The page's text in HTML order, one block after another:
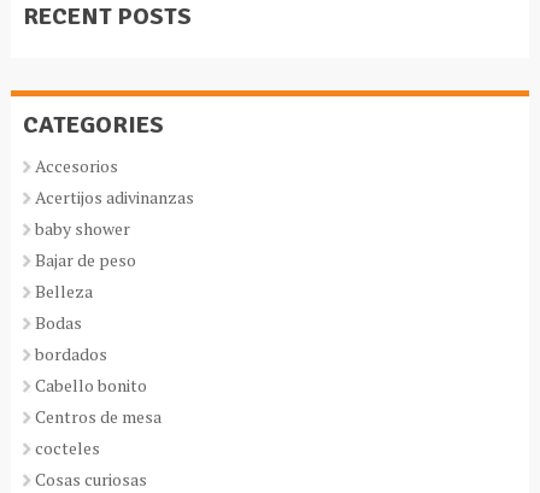
RECENT POSTS
CATEGORIES
Accesorios
Acertijos adivinanzas
baby shower
Bajar de peso
Belleza
Bodas
bordados
Cabello bonito
Centros de mesa
cocteles
Cosas curiosas